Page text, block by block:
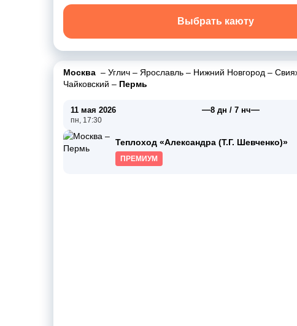
Выбрать каюту
Москва – Углич – Ярославль – Нижний Новгород –
Чайковский – Пермь
11 мая 2026
пн, 17:30
—8 дн / 7 нч—
Теплоход «Александра (Т.Г. Шевченко)»
ПРЕМИУМ